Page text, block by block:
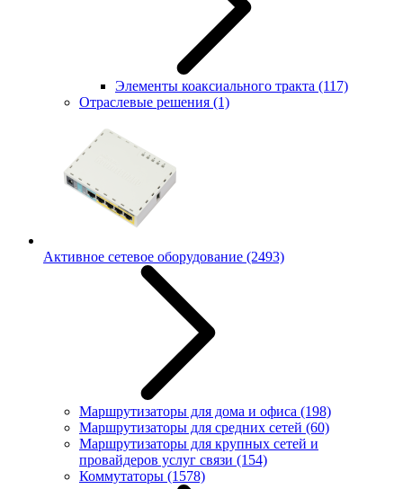
Элементы коаксиального тракта (117)
Отраслевые решения (1)
Активное сетевое оборудование (2493)
Маршрутизаторы для дома и офиса (198)
Маршрутизаторы для средних сетей (60)
Маршрутизаторы для крупных сетей и
провайдеров услуг связи (154)
Коммутаторы (1578)